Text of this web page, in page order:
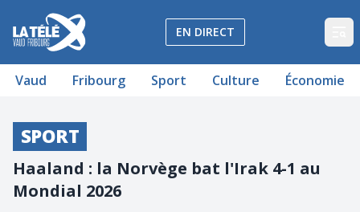
La Télé - Télévision régionale Vaud et Fribourg
EN DIRECT
Vaud Fribourg Sport Culture Économie
SPORT
Haaland : la Norvège bat l'Irak 4-1 au
Mondial 2026